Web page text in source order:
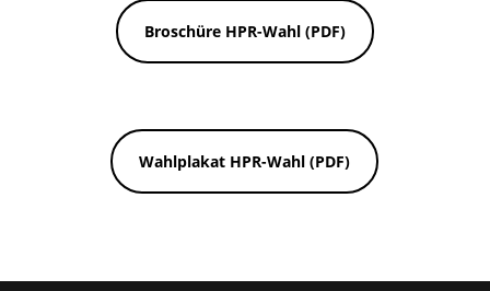
Broschüre HPR-Wahl (PDF)
Wahlplakat HPR-Wahl (PDF)